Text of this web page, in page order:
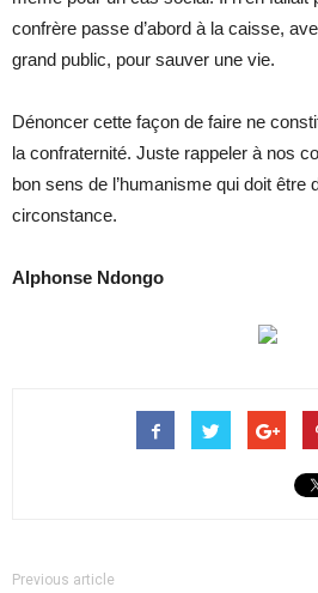
confrère passe d’abord à la caisse,
grand public, pour sauver une vie.
Dénoncer cette façon de faire ne
la confraternité. Juste rappeler à nos
bon sens de l’humanisme qui doit être
circonstance.
Alphonse Ndongo
Previous article